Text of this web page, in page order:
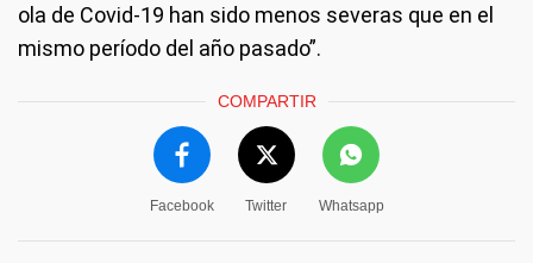
ola de Covid-19 han sido menos severas que en el
mismo período del año pasado”.
COMPARTIR
Facebook Twitter Whatsapp